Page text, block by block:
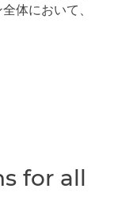
体において、
for all